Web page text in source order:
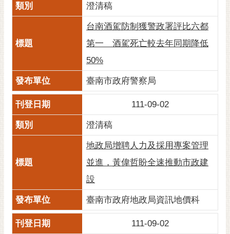
桐
站
導
覽
訂
閱
訂
子
澄清稿
台南酒駕防制獲警政署評比六都
第一 酒駕死亡較去年同期降低
50%
臺南市政府警察局
111-09-02
澄清稿
地政局增聘人力及採用專案管理
並進，黃偉哲盼全速推動市政建
設
臺南市政府地政局資訊地價科
111-09-02